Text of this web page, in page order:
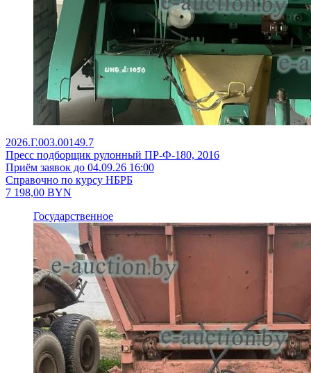
2026.Г.003.00149.7
Пресс подборщик рулонный ПР-Ф-180, 2016
Приём заявок до 04.09.26 16:00
Справочно по курсу НБРБ
7 198,00 BYN
Государственное